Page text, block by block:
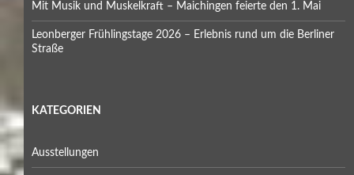
Mit Musik und Muskelkraft – Maichingen feierte den 1. Mai
Leonberger Frühlingstage 2026 – Erlebnis rund um die Berliner
Straße
KATEGORIEN
Ausstellungen